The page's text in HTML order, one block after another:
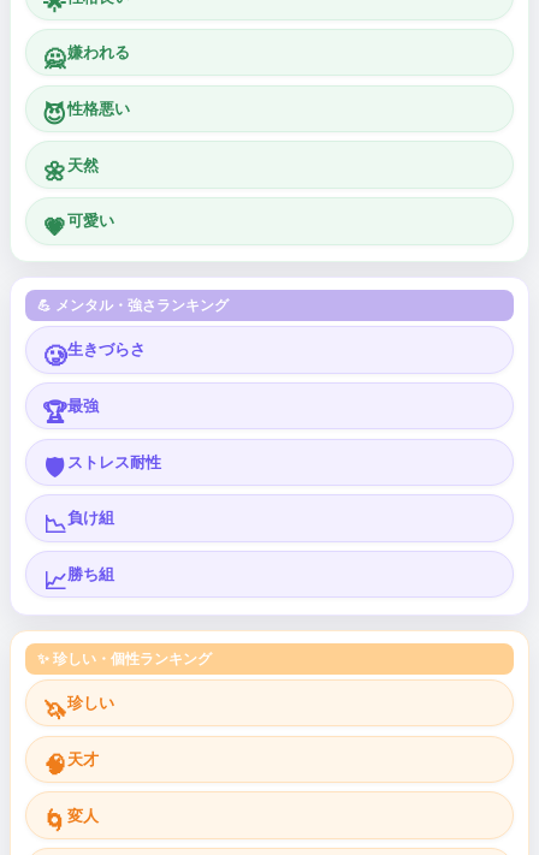
🙅嫌われる
😈性格悪い
🌼 天然
💗可愛い
💪 メンタル・強さランキング
🥲生きづらさ
🏆最強
🛡️ ストレス耐性
📉負け組
📈勝ち組
✨ 珍しい・個性ランキング
🦄珍しい
🧠 天才
🌀 変人